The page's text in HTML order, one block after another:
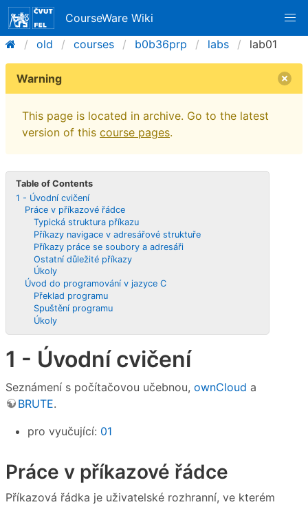
CourseWare Wiki
old
courses b0b36prp labs lab01
Warning
This page is located in archive. Go to the latest
version of this course pages.
Table of Contents
1 - Úvodní cvičení
Práce v příkazové řádce
Typická struktura příkazu
Příkazy navigace v adresářové struktuře
Příkazy práce se soubory a adresáři
Ostatní důležité příkazy
Úkoly
Úvod do programování v jazyce C
Překlad programu
Spuštění programu
Úkoly
1 - Úvodní cvičení
Seznámení s počítačovou učebnou, ownCloud a
BRUTE.
pro vyučující: 01
Práce v příkazové řádce
Příkazová řádka je uživatelské rozhranní, ve kterém